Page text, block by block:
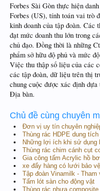
Forbes Sài Gòn thực hiện
Forbes (US), tính toán vai trò
kinh doanh của tập đoàn. Các
đạt mức doanh thu lớn trong
chủ đạo. Đồng thời là những
phẩm sở hữu độ phủ và mức
Việc thu thập số liệu của các
các tập đoàn, dữ liệu trên thị
chung cuộc được xác định
Địa bàn.
Chủ đề cùng chuyên
Đơn vị uy tín chuyên
Thùng rác HDPE dung tích
Những lợi ích khi sử dụng
Thùng rác chim cánh cụt
Gia công tấm Acrylic hồ
xe đẩy hàng có lưới bảo vệ
Tập đoàn Vinamilk -
Tấm lót sàn cho động vật
Thùng rác nhựa